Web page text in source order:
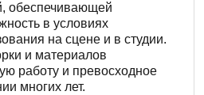
обеспечивающей
в условиях
на сцене и в студии.
и материалов
работу и превосходное
многих лет.